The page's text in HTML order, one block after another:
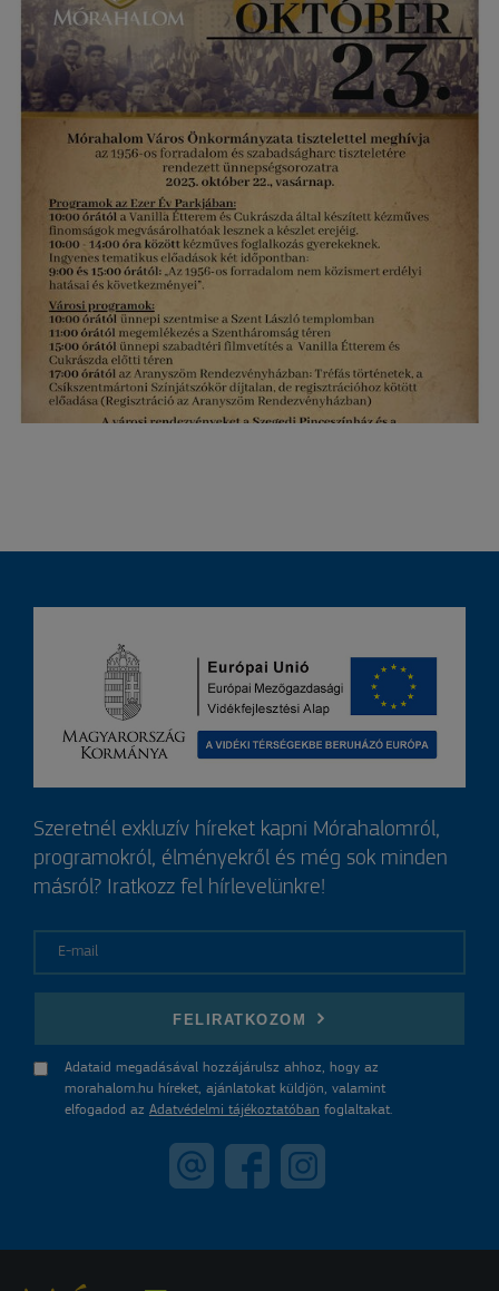
Szeretnél exkluzív híreket kapni Mórahalomról,
programokról, élményekről és még sok minden
másról? Iratkozz fel hírlevelünkre!
FELIRATKOZOM
Adataid megadásával hozzájárulsz ahhoz, hogy az
morahalom.hu híreket, ajánlatokat küldjön, valamint
elfogadod az Adatvédelmi tájékoztatóban foglaltakat.